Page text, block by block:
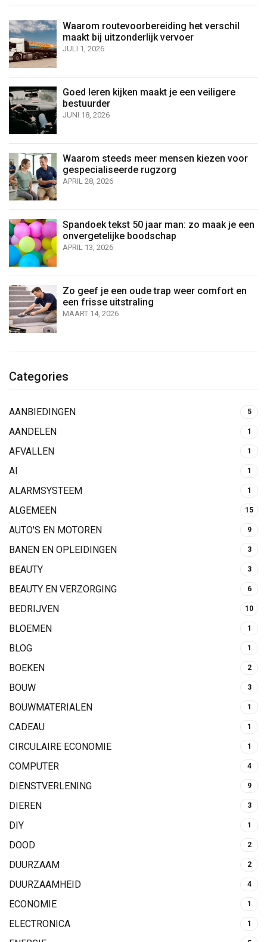
Waarom routevoorbereiding het verschil
maakt bij uitzonderlijk vervoer
JULI 1, 2026
Goed leren kijken maakt je een veiligere
bestuurder
JUNI 18, 2026
Waarom steeds meer mensen kiezen voor
gespecialiseerde rugzorg
APRIL 28, 2026
Spandoek tekst 50 jaar man: zo maak je een
onvergetelijke boodschap
APRIL 13, 2026
Zo geef je een oude trap weer comfort en
een frisse uitstraling
MAART 14, 2026
Categories
AANBIEDINGEN 5
AANDELEN 1
AFVALLEN 1
AI 1
ALARMSYSTEEM 1
ALGEMEEN 15
AUTO'S EN MOTOREN 9
BANEN EN OPLEIDINGEN 3
BEAUTY 3
BEAUTY EN VERZORGING 6
BEDRIJVEN 10
BLOEMEN 1
BLOG 1
BOEKEN 2
BOUW 3
BOUWMATERIALEN 1
CADEAU 1
CIRCULAIRE ECONOMIE 1
COMPUTER 4
DIENSTVERLENING 9
DIEREN 3
DIY 1
DOOD 2
DUURZAAM 2
DUURZAAMHEID 4
ECONOMIE 1
ELECTRONICA 1